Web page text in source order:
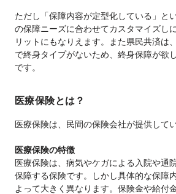
ただし「保障内容が定型化している」と
の保障ニーズに合わせてカスタマイズし
リットにもなりえます。また県民共済は
で終身タイプがないため、終身保障が欲
です。
医療保険とは？
医療保険は、民間の保険会社が提供して
医療保険の特徴
医療保険は、病気やケガによる入院や通
保障する保険です。しかし具体的な保障
よって大きく異なります。保険金や給付